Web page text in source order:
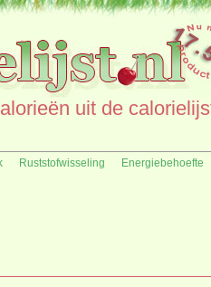
uit de
Ruststofwisseling Energiebehoefte